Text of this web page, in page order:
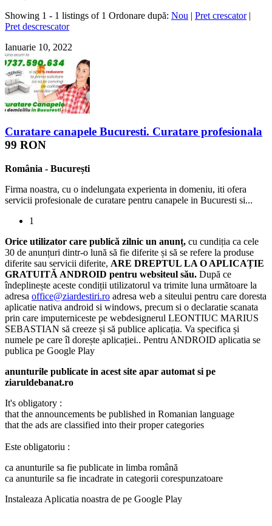
Showing 1 - 1 listings of 1 Ordonare după: Nou | Pret crescator |
Pret descrescator
Ianuarie 10, 2022
Curatare canapele Bucuresti. Curatare profesionala
99 RON
România - București
Firma noastra, cu o indelungata experienta in domeniu, iti ofera
servicii profesionale de curatare pentru canapele in Bucuresti si...
1
Orice utilizator care publică zilnic un anunț, cu cundiția ca cele
30 de anunțuri dintr-o lună să fie diferite și să se refere la produse
diferite sau servicii diferite, ARE DREPTUL LA O APLICAȚIE
GRATUITĂ ANDROID pentru websiteul său. După ce
îndeplinește aceste condiții utilizatorul va trimite luna următoare la
adresa office@ziardestiri.ro adresa web a siteului pentru care doresta
aplicatie nativa android si windows, precum si o declaratie scanata
prin care imputerniceste pe webdesignerul LEONTIUC MARIUS
SEBASTIAN să creeze și să publice aplicația. Va specifica și
numele pe care îl dorește aplicației.. Pentru ANDROID aplicatia se
publica pe Google Play
anunturile publicate in acest site apar automat si pe
ziaruldebanat.ro
It's obligatory :
that the announcements be published in Romanian language
that the ads are classified into their proper categories
Este obligatoriu :
ca anunturile sa fie publicate in limba română
ca anunturile sa fie incadrate in categorii corespunzatoare
Instaleaza Aplicatia noastra de pe Google Play